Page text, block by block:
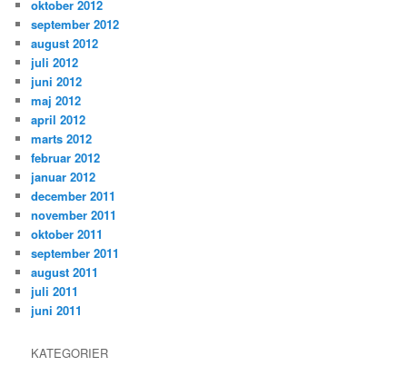
oktober 2012
september 2012
august 2012
juli 2012
juni 2012
maj 2012
april 2012
marts 2012
februar 2012
januar 2012
december 2011
november 2011
oktober 2011
september 2011
august 2011
juli 2011
juni 2011
KATEGORIER